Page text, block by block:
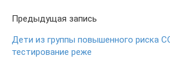
Предыдущая запись
Дети из группы повышенного риска
тестирование реже